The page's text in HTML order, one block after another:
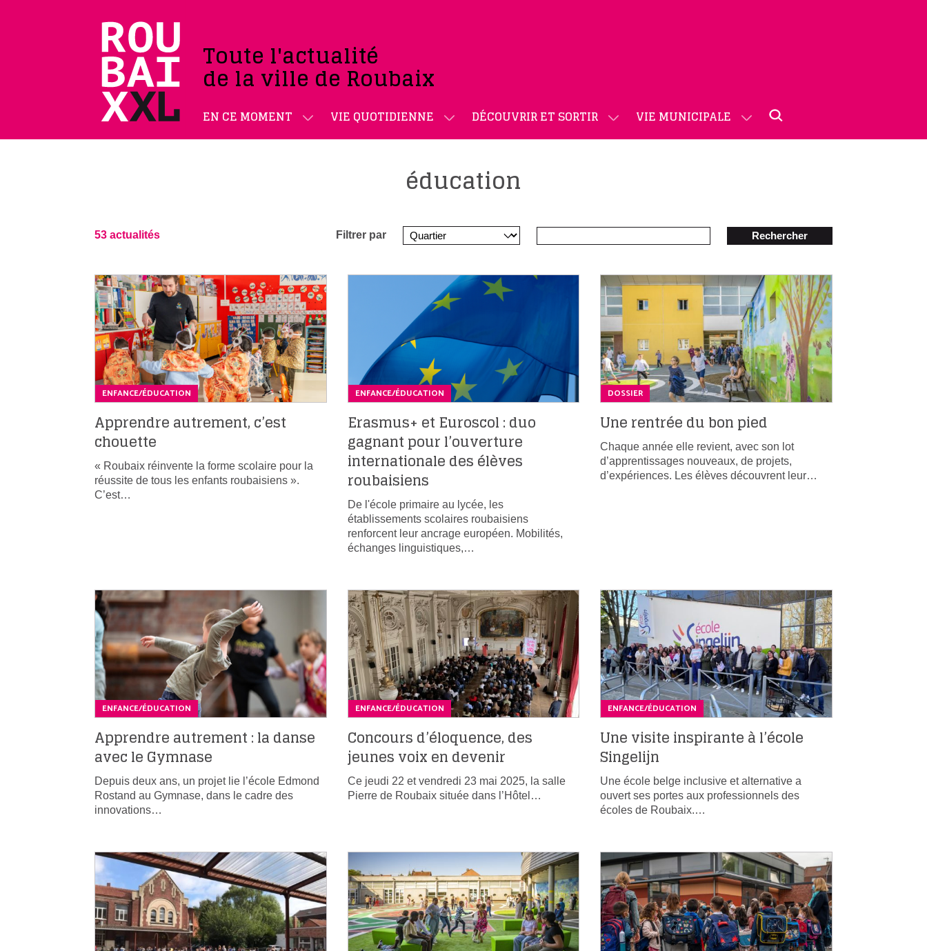
Toute l'actualité
de la ville de Roubaix
EN CE MOMENT VIE QUOTIDIENNE DÉCOUVRIR ET SORTIR VIE MUNICIPALE
éducation
53 actualités Filtrer par Rechercher
ENFANCE/ÉDUCATION
Apprendre autrement, c’est
chouette
« Roubaix réinvente la forme scolaire pour la
réussite de tous les enfants roubaisiens ».
C’est…
ENFANCE/ÉDUCATION
Erasmus+ et Euroscol : duo
gagnant pour l’ouverture
internationale des élèves
roubaisiens
De l'école primaire au lycée, les
établissements scolaires roubaisiens
renforcent leur ancrage européen. Mobilités,
échanges linguistiques,…
DOSSIER
Une rentrée du bon pied
Chaque année elle revient, avec son lot
d’apprentissages nouveaux, de projets,
d’expériences. Les élèves découvrent leur…
ENFANCE/ÉDUCATION
Apprendre autrement : la danse
avec le Gymnase
Depuis deux ans, un projet lie l’école Edmond
Rostand au Gymnase, dans le cadre des
innovations…
ENFANCE/ÉDUCATION
Concours d’éloquence, des
jeunes voix en devenir
Ce jeudi 22 et vendredi 23 mai 2025, la salle
Pierre de Roubaix située dans l’Hôtel…
ENFANCE/ÉDUCATION
Une visite inspirante à l’école
Singelijn
Une école belge inclusive et alternative a
ouvert ses portes aux professionnels des
écoles de Roubaix.…